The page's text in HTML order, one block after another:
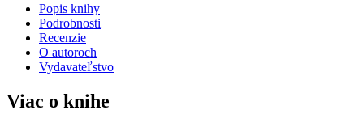
Popis knihy
Podrobnosti
Recenzie
O autoroch
Vydavateľstvo
Viac o knihe